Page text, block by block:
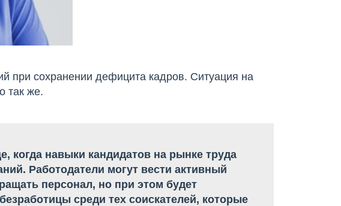
при сохранении дефицита кадров. Ситуация на
так же.
когда навыки кандидатов на рынке труда
Работодатели могут вести активный
персонал, но при этом будет
среди тех соискателей, которые